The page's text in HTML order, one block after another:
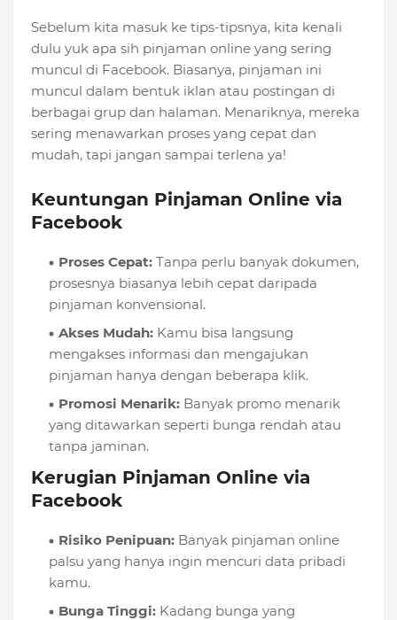
Sebelum kita masuk ke tips-tipsnya, kita kenali
dulu yuk apa sih pinjaman online yang sering
muncul di Facebook. Biasanya, pinjaman ini
muncul dalam bentuk iklan atau postingan di
berbagai grup dan halaman. Menariknya, mereka
sering menawarkan proses yang cepat dan
mudah, tapi jangan sampai terlena ya!
Keuntungan Pinjaman Online via
Facebook
Proses Cepat: Tanpa perlu banyak dokumen,
prosesnya biasanya lebih cepat daripada
pinjaman konvensional.
Akses Mudah: Kamu bisa langsung
mengakses informasi dan mengajukan
pinjaman hanya dengan beberapa klik.
Promosi Menarik: Banyak promo menarik
yang ditawarkan seperti bunga rendah atau
tanpa jaminan.
Kerugian Pinjaman Online via
Facebook
Risiko Penipuan: Banyak pinjaman online
palsu yang hanya ingin mencuri data pribadi
kamu.
Bunga Tinggi: Kadang bunga yang